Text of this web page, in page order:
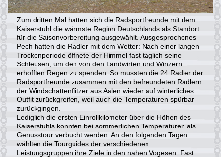
Zum dritten Mal hatten sich die Radsportfreunde mit dem
Kaiserstuhl die wärmste Region Deutschlands als Standort
für die Saisonvorbereitung ausgewählt. Ausgesprochenes
Pech hatten die Radler mit dem Wetter: Nach einer langen
Trockenperiode öffnete der Himmel fast täglich seine
Schleusen, um den von den Landwirten und Winzern
erhofften Regen zu spenden. So mussten die 24 Radler der
Radsportfreunde zusammen mit den befreundeten Radlern
der Windschattenflitzer aus Aalen wieder auf winterliches
Outfit zurückgreifen, weil auch die Temperaturen spürbar
zurückgingen.
Lediglich die ersten Einrollkilometer über die Höhen des
Kaiserstuhls konnten bei sommerlichen Temperaturen als
Genusstour verbucht werden. An den folgenden Tagen
wählten die Tourguides der verschiedenen
Leistungsgruppen ihre Ziele in den nahen Vogesen. Fast